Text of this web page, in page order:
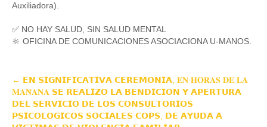
Auxiliadora).
✅ NO HAY SALUD, SIN SALUD MENTAL
🔆 OFICINA DE COMUNICACIONES ASOCIACIONA U-MANOS.
P
o
s
← 𝗘𝗡 𝗦𝗜𝗚𝗡𝗜𝗙𝗜𝗖𝗔𝗧𝗜𝗩𝗔 𝗖𝗘𝗥𝗘𝗠𝗢𝗡𝗜𝗔, 𝐄𝐍 𝐇𝐎𝐑𝐀𝐒 𝐃𝐄 𝐋𝐀
𝐌𝐀𝐍̃𝐀𝐍𝐀 𝗦𝗘 𝗥𝗘𝗔𝗟𝗜𝗭𝗢 𝗟𝗔 𝗕𝗘𝗡𝗗𝗜𝗖𝗜𝗢𝗡 𝗬 𝗔𝗣𝗘𝗥𝗧𝗨𝗥𝗔
𝗗𝗘𝗟 𝗦𝗘𝗥𝗩𝗜𝗖𝗜𝗢 𝗗𝗘 𝗟𝗢𝗦 𝗖𝗢𝗡𝗦𝗨𝗟𝗧𝗢𝗥𝗜𝗢𝗦
𝗣𝗦𝗜𝗖𝗢𝗟𝗢𝗚𝗜𝗖𝗢𝗦 𝗦𝗢𝗖𝗜𝗔𝗟𝗘𝗦 𝗖𝗢𝗣𝗦, 𝗗𝗘 𝗔𝗬𝗨𝗗𝗔 𝗔